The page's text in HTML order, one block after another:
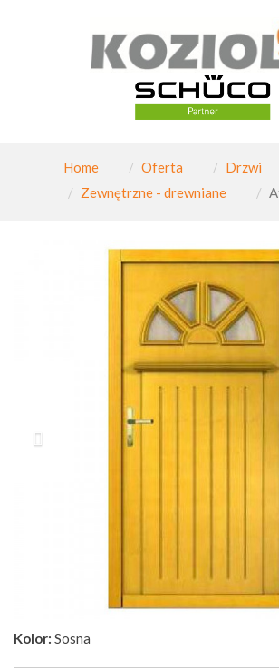
Home Oferta
Drzwi
Zewnętrzne - drewniane
PAGINATION_PREV
Kolor: Sosna